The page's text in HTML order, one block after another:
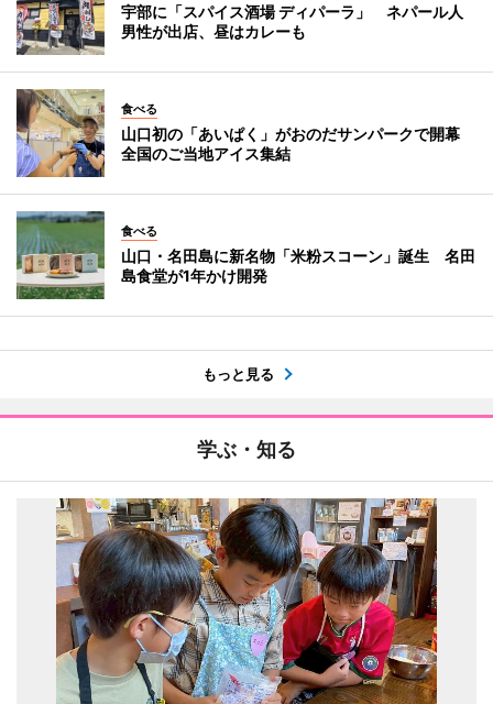
宇部に「スパイス酒場 ディパーラ」 ネパール人
男性が出店、昼はカレーも
食べる
山口初の「あいぱく」がおのだサンパークで開幕
全国のご当地アイス集結
食べる
山口・名田島に新名物「米粉スコーン」誕生 名田
島食堂が1年かけ開発
もっと見る
学ぶ・知る